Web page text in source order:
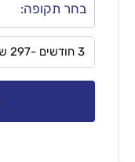
בחר תקופה: